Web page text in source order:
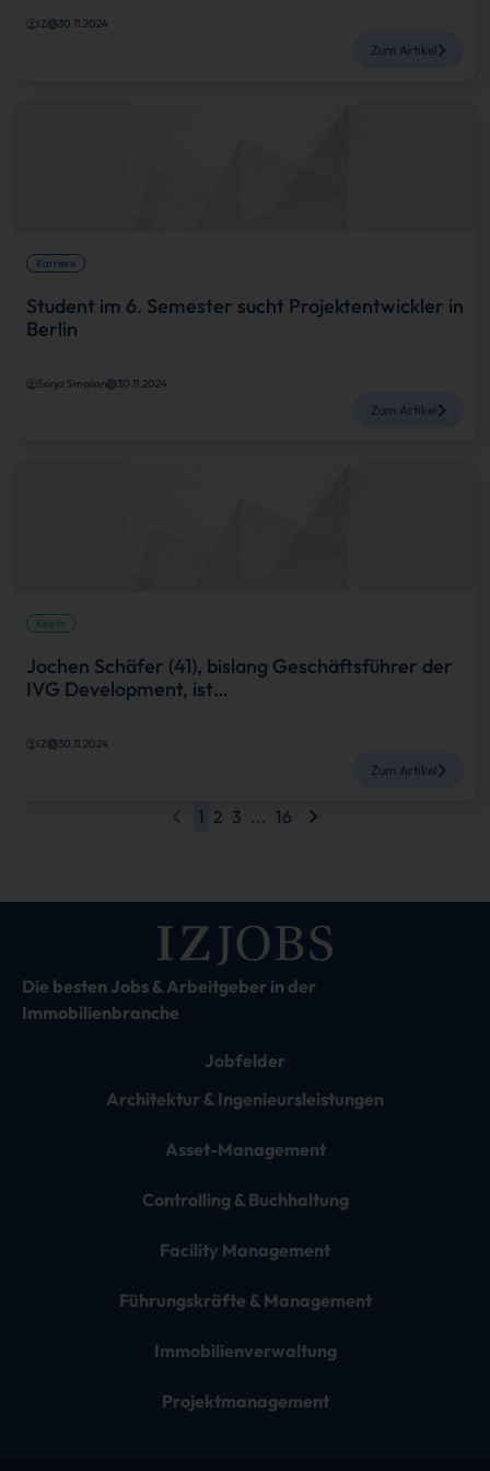
IZ 30.11.2024
Zum Artikel
Karriere
Student im 6. Semester sucht Projektentwickler in
Berlin
Sonja Smalian 30.11.2024
Zum Artikel
Köpfe
Jochen Schäfer (41), bislang Geschäftsführer der
IVG Development, ist…
IZ 30.11.2024
Zum Artikel
1 2 3 ... 16
Die besten Jobs & Arbeitgeber in der
Immobilienbranche
Jobfelder
Architektur & Ingenieursleistungen
Asset-Management
Controlling & Buchhaltung
Facility Management
Führungskräfte & Management
Immobilienverwaltung
Projektmanagement